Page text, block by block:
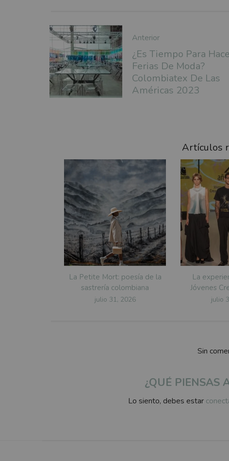
Anterior
¿Es Tiempo Para
Ferias De Moda?
Colombiatex De Las
Américas 2023
Artículos
La Petite Mort: poesía de la
sastrería colombiana
Posted
julio 31, 2026
La
Jóvenes
julio
Sin
¿QUÉ PIENSAS
Lo siento, debes estar